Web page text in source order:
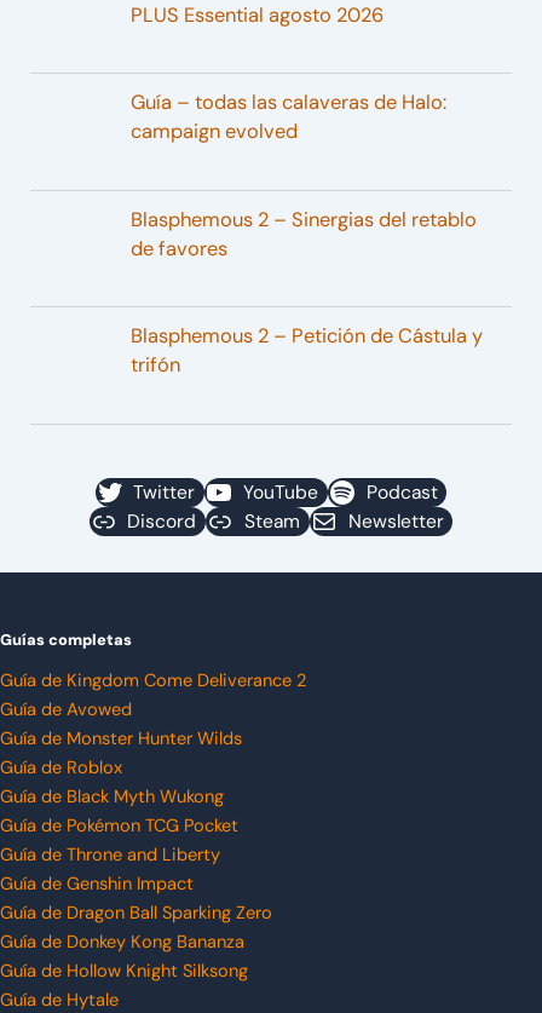
PLUS Essential agosto 2026
Guía – todas las calaveras de Halo:
campaign evolved
Blasphemous 2 – Sinergias del retablo
de favores
Blasphemous 2 – Petición de Cástula y
trifón
Twitter YouTube
Podcast
Discord
Steam Newsletter
Guías completas
Guía de Kingdom Come Deliverance 2
Guía de Avowed
Guía de Monster Hunter Wilds
Guía de Roblox
Guía de Black Myth Wukong
Guía de Pokémon TCG Pocket
Guía de Throne and Liberty
Guía de Genshin Impact
Guía de Dragon Ball Sparking Zero
Guía de Donkey Kong Bananza
Guía de Hollow Knight Silksong
Guía de Hytale